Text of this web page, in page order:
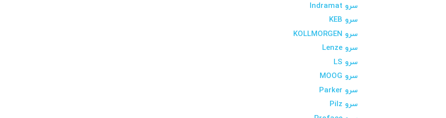
سرو Indramat
سرو KEB
سرو KOLLMORGEN
سرو Lenze
سرو LS
سرو MOOG
سرو Parker
سرو Pilz